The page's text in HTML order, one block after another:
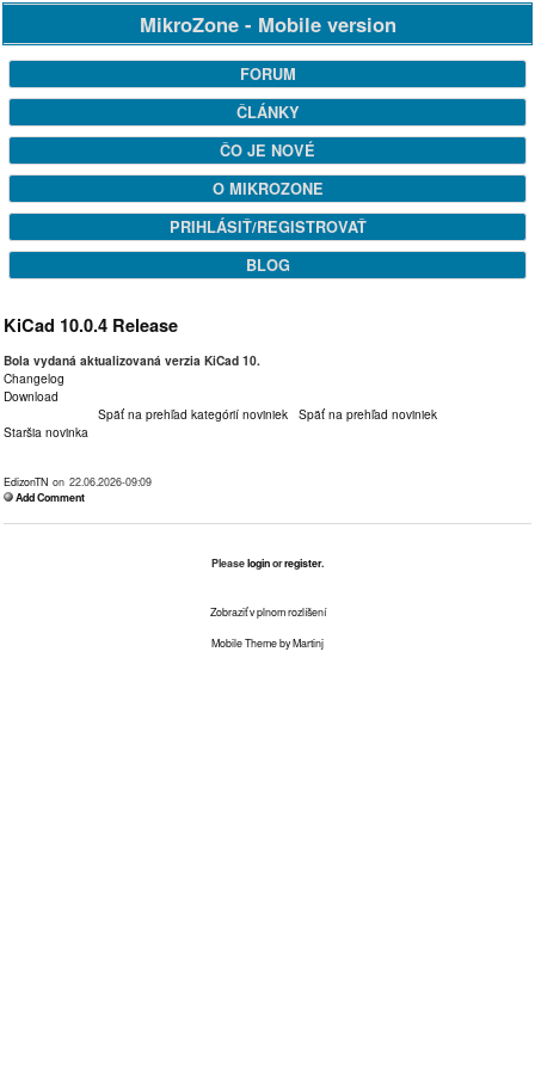
MikroZone - Mobile version
FORUM
ČLÁNKY
ČO JE NOVÉ
O MIKROZONE
PRIHLÁSIŤ/REGISTROVAŤ
BLOG
KiCad 10.0.4 Release
Bola vydaná aktualizovaná verzia KiCad 10.
Changelog
Download
Späť na prehľad kategórií noviniek Späť na prehľad noviniek
Staršia novinka
EdizonTN on 22.06.2026-09:09
Add Comment
Pleaseloginorregister.
Zobraziť v plnom rozlíšení
Mobile Theme by Martinj